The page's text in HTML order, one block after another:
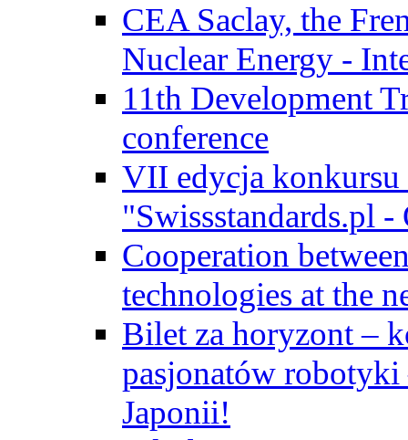
CEA Saclay, the
Nuclear Energy -
11th Development
conference
VII edycja konkursu
"Swissstandards.pl
Cooperation
technologies at the
Bilet za horyzont –
pasjonatów
Japonii!